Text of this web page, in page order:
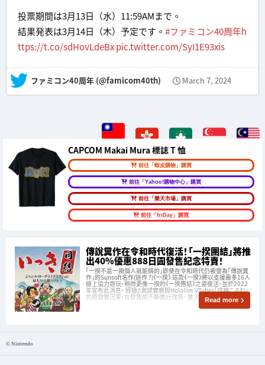
投票期間は3月13日（水）11:59AMまで。
結果発表は3月14日（木）予定です。 #ファミコン40周年h
ttps://t.co/sdHovLdeBxpic.twitter.com/SyI1E93xis
— ファミコン40周年 (@famicom40th) March 7, 2024
CAPCOM Makai Mura 標誌 T 恤
前往「蝦皮購物」購買
前往「Yahoo!購物中心」購買
前往「樂天市場」購買
前往「friDay」購買
傳說糞作在令和時代復活！「一揆團結」將推
出40%優惠888日圓發售紀念特賣！
「一揆不是一兩個人就能搞的」即使在令和時代仍被譽為「傳說糞
作」的Sunsoft名作(迷作？)《一揆》 這款《一揆》將以支援最多16人
線上協力遊玩、稍微更像一揆的《一揆團結》之姿復活，並於2022
年宣布此消息。 經過β測試實施與Hololive VTuber「戌神ころね」
的遊戲實況等，在發售前不斷進行改良。 進入2 Read more
© Nintendo